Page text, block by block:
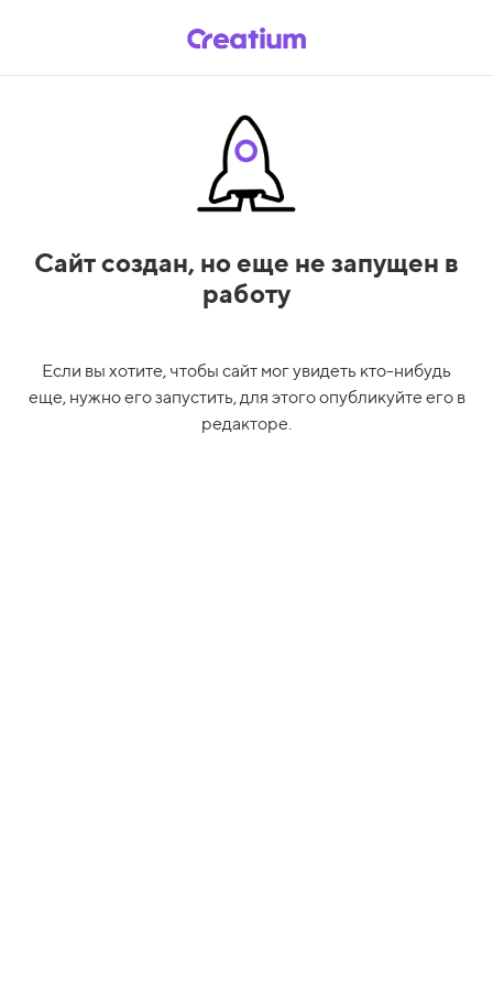
Сайт создан, но еще не запущен в
работу
Если вы хотите, чтобы сайт мог увидеть кто-нибудь
еще, нужно его запустить, для этого опубликуйте его в
редакторе.